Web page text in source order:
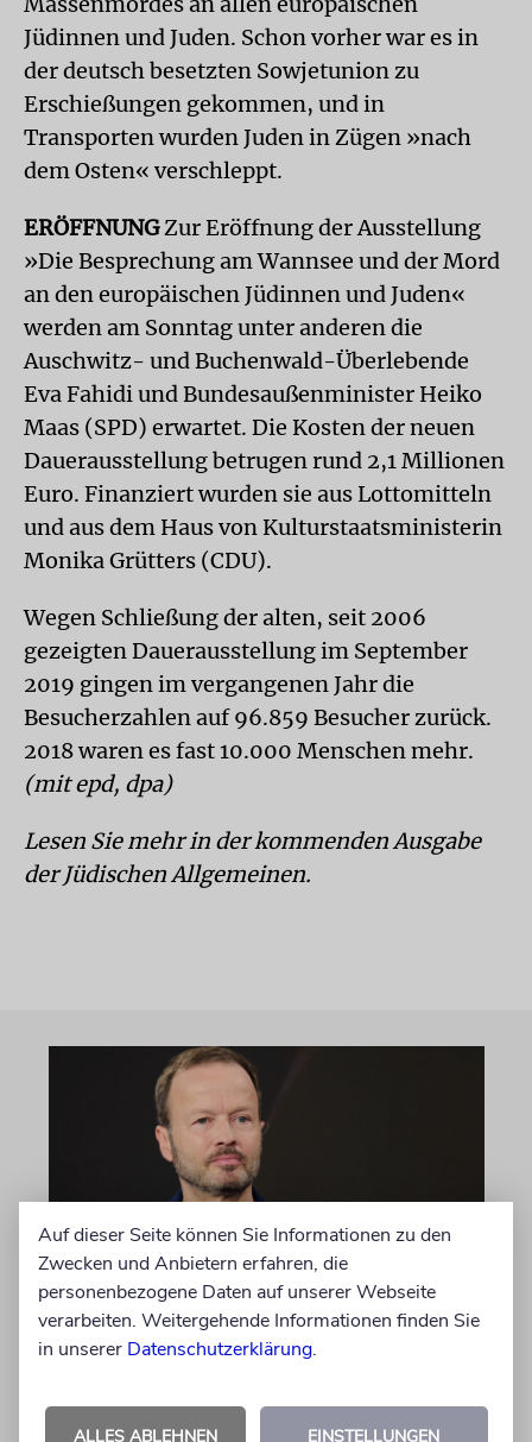
Jüdinnen und Juden. Schon vorher war es in
der deutsch besetzten Sowjetunion zu
Erschießungen gekommen, und in
Transporten wurden Juden in Zügen »nach
dem Osten« verschleppt.
ERÖFFNUNGZur Eröffnung der Ausstellung
»Die Besprechung am Wannsee und der Mord
an den europäischen Jüdinnen und Juden«
werden am Sonntag unter anderen die
Auschwitz- und Buchenwald-Überlebende
Eva Fahidi und Bundesaußenminister Heiko
Maas (SPD) erwartet. Die Kosten der neuen
Dauerausstellung betrugen rund 2,1 Millionen
Euro. Finanziert wurden sie aus Lottomitteln
und aus dem Haus von Kulturstaatsministerin
Monika Grütters (CDU).
Wegen Schließung der alten, seit 2006
gezeigten Dauerausstellung im September
2019 gingen im vergangenen Jahr die
Besucherzahlen auf 96.859 Besucher zurück.
2018 waren es fast 10.000 Menschen mehr.
(mit epd, dpa)
Lesen Sie mehr in der kommenden Ausgabe
der Jüdischen Allgemeinen.
MEINUNG
Wie Georg Restle die
untergräbt
Auf dieser Seite können Sie Informationen zu den
Zwecken und Anbietern erfahren, die
personenbezogene Daten auf unserer Webseite
verarbeiten. Weitergehende Informationen finden Sie
in unserer Datenschutzerklärung.
ALLES ABLEHNEN EINSTELLUNGEN